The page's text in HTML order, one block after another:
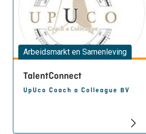
TalentConnect
UpUco Coach a Colleague BV
Arbeidsmarkt en Samenleving